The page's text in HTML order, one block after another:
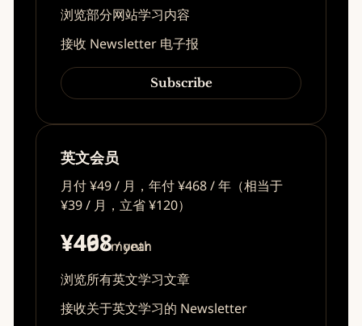
浏览部分网站学习内容
接收 Newsletter 电子报
Subscribe
英文会员
月付 ¥49 / 月，年付 ¥468 / 年（相当于
¥39 / 月，立省 ¥120）
¥49/ month
¥468/ year
浏览所有英文学习文章
接收关于英文学习的 Newsletter